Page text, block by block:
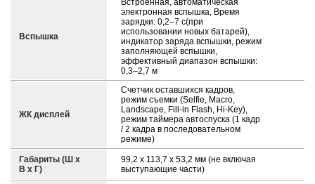
Вспышка
Встроенная, автоматическая
электронная вспышка, Время
зарядки: 0,2–7 с(при
использовании новых батарей),
индикатор заряда вспышки, режим
заполняющей вспышки,
эффективный диапазон вспышки:
0,3–2,7 м
ЖК дисплей
Счетчик оставшихся кадров,
режим съемки (Selfie, Macro,
Landscape, Fill-in Flash, Hi-Key),
режим таймера автоспуска (1 кадр
/ 2 кадра в последовательном
режиме)
Габариты (Ш х
В х Г)
99,2 x 113,7 x 53,2 мм (не включая
выступающие части)